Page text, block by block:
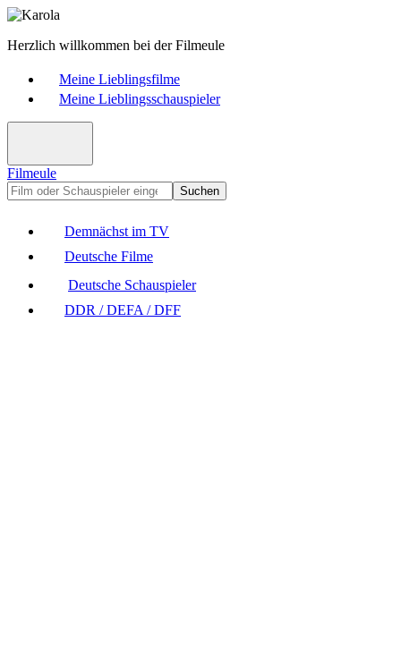
Herzlich willkommen bei der Filmeule
Meine Lieblingsfilme
Meine Lieblingsschauspieler
Filmeule
Suchen
Demnächst im TV
Deutsche Filme
Deutsche Schauspieler
DDR / DEFA / DFF